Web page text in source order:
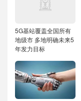
5G基站覆盖全国所有
地级市 多地明确未来5
年发力目标